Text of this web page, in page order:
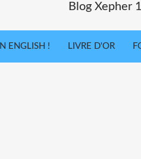
Blog Xepher
IN ENGLISH ! LIVRE D'OR